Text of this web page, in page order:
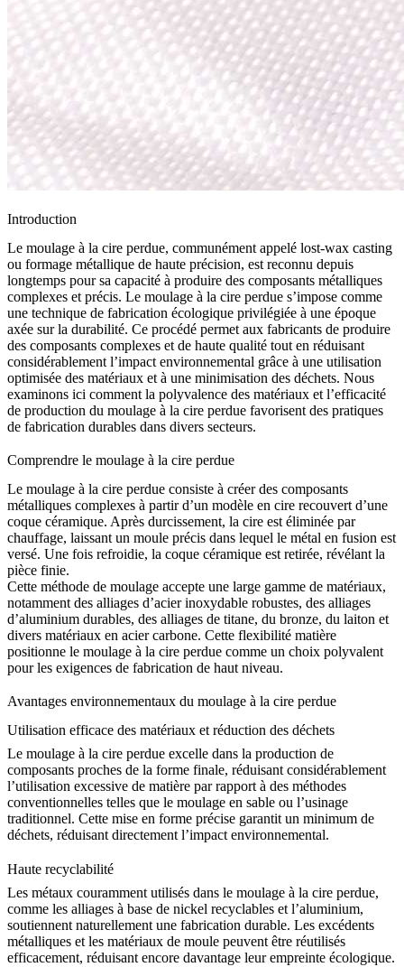
Introduction
Le moulage à la cire perdue, communément appelé lost-wax casting
ou formage métallique de haute précision, est reconnu depuis
longtemps pour sa capacité à produire des composants métalliques
complexes et précis. Le moulage à la cire perdue s’impose comme
une technique de fabrication écologique privilégiée à une époque
axée sur la durabilité. Ce procédé permet aux fabricants de produire
des composants complexes et de haute qualité tout en réduisant
considérablement l’impact environnemental grâce à une utilisation
optimisée des matériaux et à une minimisation des déchets. Nous
examinons ici comment la polyvalence des matériaux et l’efficacité
de production du moulage à la cire perdue favorisent des pratiques
de fabrication durables dans divers secteurs.
Comprendre le moulage à la cire perdue
Le moulage à la cire perdue consiste à créer des composants
métalliques complexes à partir d’un modèle en cire recouvert d’une
coque céramique. Après durcissement, la cire est éliminée par
chauffage, laissant un moule précis dans lequel le métal en fusion est
versé. Une fois refroidie, la coque céramique est retirée, révélant la
pièce finie.
Cette méthode de moulage accepte une large gamme de matériaux,
notamment des alliages d’acier inoxydable robustes, des alliages
d’aluminium durables, des alliages de titane, du bronze, du laiton et
divers matériaux en acier carbone. Cette flexibilité matière
positionne le moulage à la cire perdue comme un choix polyvalent
pour les exigences de fabrication de haut niveau.
Avantages environnementaux du moulage à la cire perdue
Utilisation efficace des matériaux et réduction des déchets
Le moulage à la cire perdue excelle dans la production de
composants proches de la forme finale, réduisant considérablement
l’utilisation excessive de matière par rapport à des méthodes
conventionnelles telles que le moulage en sable ou l’usinage
traditionnel. Cette mise en forme précise garantit un minimum de
déchets, réduisant directement l’impact environnemental.
Haute recyclabilité
Les métaux couramment utilisés dans le moulage à la cire perdue,
comme les alliages à base de nickel recyclables et l’aluminium,
soutiennent naturellement une fabrication durable. Les excédents
métalliques et les matériaux de moule peuvent être réutilisés
efficacement, réduisant encore davantage leur empreinte écologique.